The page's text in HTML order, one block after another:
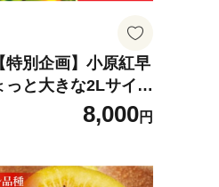
特別企画】小原紅早
っと大きな2Lサイ
川県共通返礼品】 |
ン 柑橘 柑橘系 果
り物 ギフト プレゼ
8,000円